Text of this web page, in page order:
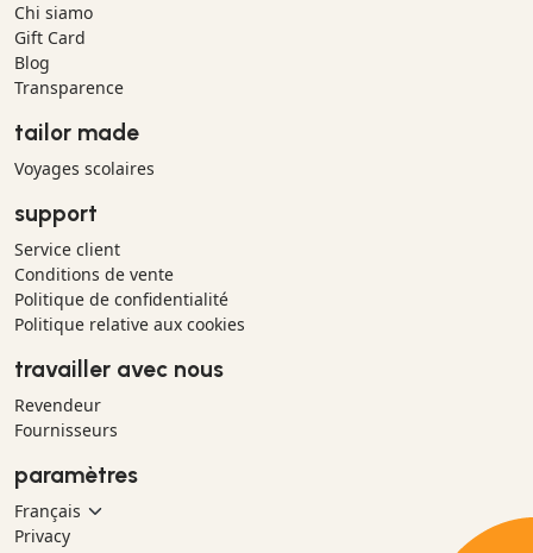
Chi siamo
Gift Card
Blog
Transparence
tailor made
Voyages scolaires
support
Service client
Conditions de vente
Politique de confidentialité
Politique relative aux cookies
travailler avec nous
Revendeur
Fournisseurs
paramètres
Privacy